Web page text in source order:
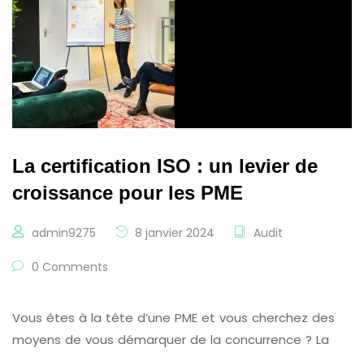
La certification ISO : un levier de
croissance pour les PME
admin9275 8 janvier 2024 Audit
0 Comments
Vous êtes à la tête d’une PME et vous cherchez des
moyens de vous démarquer de la concurrence ? La